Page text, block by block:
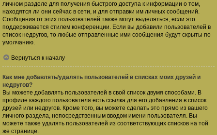
личном разделе для получения быстрого доступа к информации о том,
находятся ли они сейчас в сети, и для отправки им личных сообщений.
Сообщения от этих пользователей также могут выделяться, если это
поддерживается стилем конференции. Если вы добавили пользователей в
список недругов, то любые отправленные ими сообщения будут скрыты по
умолчанию.
Вернуться к началу
Как мне добавлять/удалять пользователей в списках моих друзей и
недругов?
Вы можете добавлять пользователей в свой список двумя способами. В
профиле каждого пользователя есть ссылка для его добавления в список
друзей или недругов. Кроме того, вы можете сделать это прямо из вашего
личного раздела, непосредственным вводом имени пользователя. Вы
можете также удалять пользователей из соответствующих списков на той
же странице.